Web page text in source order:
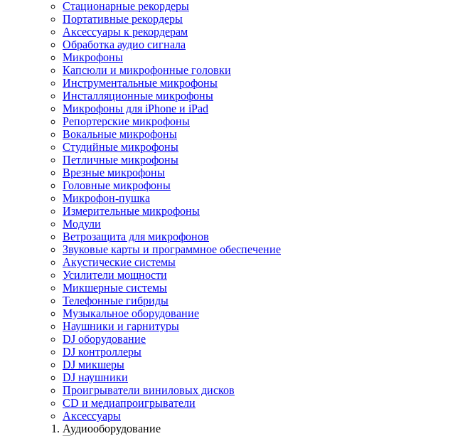
Стационарные рекордеры
Портативные рекордеры
Аксессуары к рекордерам
Обработка аудио сигнала
Микрофоны
Капсюли и микрофонные головки
Инструментальные микрофоны
Инсталляционные микрофоны
Микрофоны для iPhone и iPad
Репортерские микрофоны
Вокальные микрофоны
Студийные микрофоны
Петличные микрофоны
Врезные микрофоны
Головные микрофоны
Микрофон-пушка
Измерительные микрофоны
Модули
Ветрозащита для микрофонов
Звуковые карты и программное обеспечение
Акустические системы
Усилители мощности
Микшерные системы
Телефонные гибриды
Музыкальное оборудование
Наушники и гарнитуры
DJ оборудование
DJ контроллеры
DJ микшеры
DJ наушники
Проигрыватели виниловых дисков
СD и медиапроигрыватели
Аксессуары
Аудиооборудование